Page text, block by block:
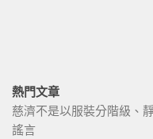
熱門文章
慈濟不是以服裝分階級、
謠言